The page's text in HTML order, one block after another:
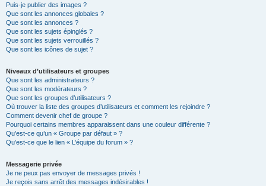
Puis-je publier des images ?
Que sont les annonces globales ?
Que sont les annonces ?
Que sont les sujets épinglés ?
Que sont les sujets verrouillés ?
Que sont les icônes de sujet ?
Niveaux d’utilisateurs et groupes
Que sont les administrateurs ?
Que sont les modérateurs ?
Que sont les groupes d’utilisateurs ?
Où trouver la liste des groupes d’utilisateurs et comment les rejoindre ?
Comment devenir chef de groupe ?
Pourquoi certains membres apparaissent dans une couleur différente ?
Qu’est-ce qu’un « Groupe par défaut » ?
Qu’est-ce que le lien « L’équipe du forum » ?
Messagerie privée
Je ne peux pas envoyer de messages privés !
Je reçois sans arrêt des messages indésirables !